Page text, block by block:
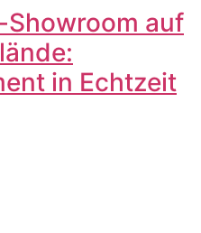
Showroom auf
in Echtzeit